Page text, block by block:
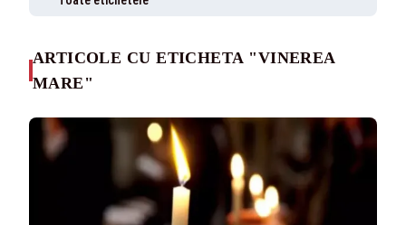
ARTICOLE CU ETICHETA "VINEREA
MARE"